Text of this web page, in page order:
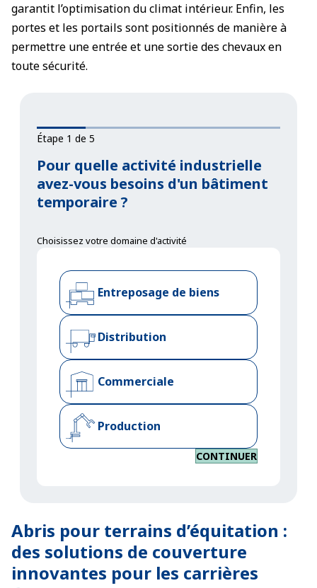
garantit l’optimisation du climat intérieur. Enfin, les
portes et les portails sont positionnés de manière à
permettre une entrée et une sortie des chevaux en
toute sécurité.
Étape 1 de 5
Pour quelle activité industrielle
avez-vous besoins d'un bâtiment
temporaire ?
Choisissez votre domaine d'activité
Entreposage de biens
Distribution
Commerciale
Production
CONTINUER
Abris pour terrains d’équitation :
des solutions de couverture
innovantes pour les carrières